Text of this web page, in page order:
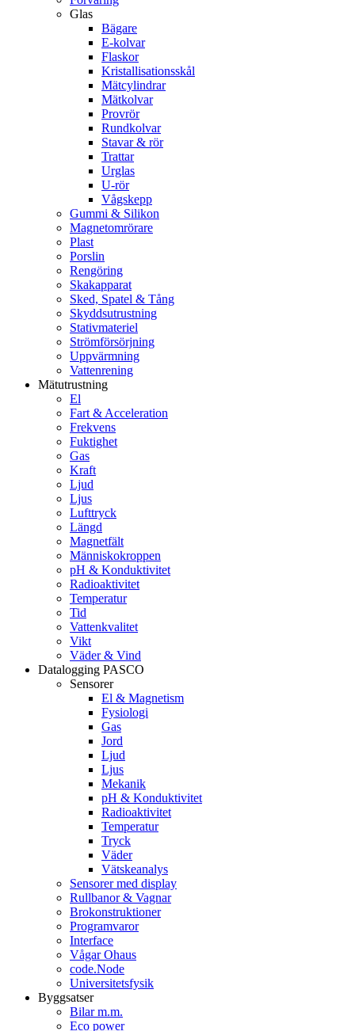
Glas
Bägare
E-kolvar
Flaskor
Kristallisationsskål
Mätcylindrar
Mätkolvar
Provrör
Rundkolvar
Stavar & rör
Trattar
Urglas
U-rör
Vågskepp
Gummi & Silikon
Magnetomrörare
Plast
Porslin
Rengöring
Skakapparat
Sked, Spatel & Tång
Skyddsutrustning
Stativmateriel
Strömförsörjning
Uppvärmning
Vattenrening
Mätutrustning
El
Fart & Acceleration
Frekvens
Fuktighet
Gas
Kraft
Ljud
Ljus
Lufttryck
Längd
Magnetfält
Människokroppen
pH & Konduktivitet
Radioaktivitet
Temperatur
Tid
Vattenkvalitet
Vikt
Väder & Vind
Datalogging PASCO
Sensorer
El & Magnetism
Fysiologi
Gas
Jord
Ljud
Ljus
Mekanik
pH & Konduktivitet
Radioaktivitet
Temperatur
Tryck
Väder
Vätskeanalys
Sensorer med display
Rullbanor & Vagnar
Brokonstruktioner
Programvaror
Interface
Vågar Ohaus
code.Node
Universitetsfysik
Byggsatser
Bilar m.m.
Eco power